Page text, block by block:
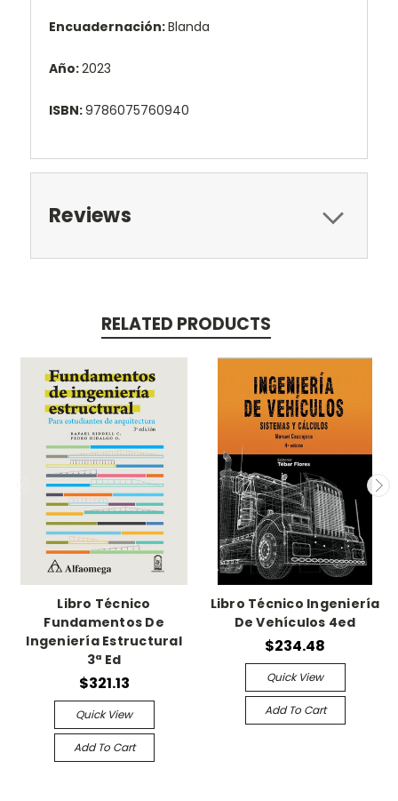
Encuadernación:Blanda
Año:2023
ISBN:9786075760940
Reviews
RELATED PRODUCTS
Libro Técnico
Fundamentos De
Ingeniería Estructural
3ª Ed
$321.13
Quick View
Add To Cart
Libro Técnico Ingeniería
De Vehículos 4ed
$234.48
Quick View
Add To Cart